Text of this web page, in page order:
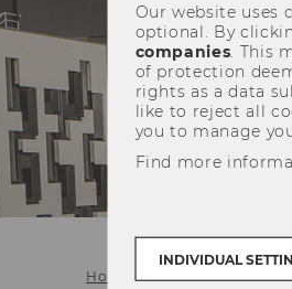
Home WU Library
Our website uses
optional. By
companies. This
of protection
rights as a data
like to reject all
you to manage
Find more
INDIVIDUAL